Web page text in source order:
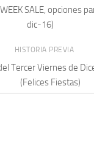
SALE, opciones
dic-16)
HISTORIA PREVIA
Tercer Viernes de
(Felices Fiestas)